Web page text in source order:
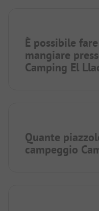
È possibile
mangiare
Camping El
Quante
campeggio